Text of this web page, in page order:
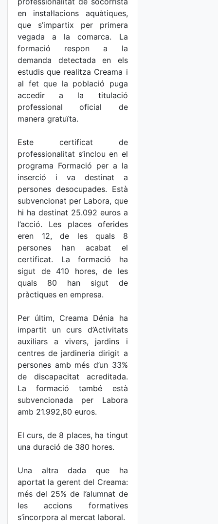
en instal·lacions aquàtiques,
que s’impartix per primera
vegada a la comarca. La
formació respon a la
demanda detectada en els
estudis que realitza Creama i
al fet que la població puga
accedir a la titulació
professional oficial de
manera gratuïta.
Este certificat de
professionalitat s’inclou en el
programa Formació per a la
inserció i va destinat a
persones desocupades. Està
subvencionat per Labora, que
hi ha destinat 25.092 euros a
l’acció. Les places oferides
eren 12, de les quals 8
persones han acabat el
certificat. La formació ha
sigut de 410 hores, de les
quals 80 han sigut de
pràctiques en empresa.
Per últim, Creama Dénia ha
impartit un curs d’Activitats
auxiliars a vivers, jardins i
centres de jardineria dirigit a
persones amb més d’un 33%
de discapacitat acreditada.
La formació també està
subvencionada per Labora
amb 21.992,80 euros.
El curs, de 8 places, ha tingut
una duració de 380 hores.
Una altra dada que ha
aportat la gerent del Creama:
més del 25% de l’alumnat de
les accions formatives
s’incorpora al mercat laboral.